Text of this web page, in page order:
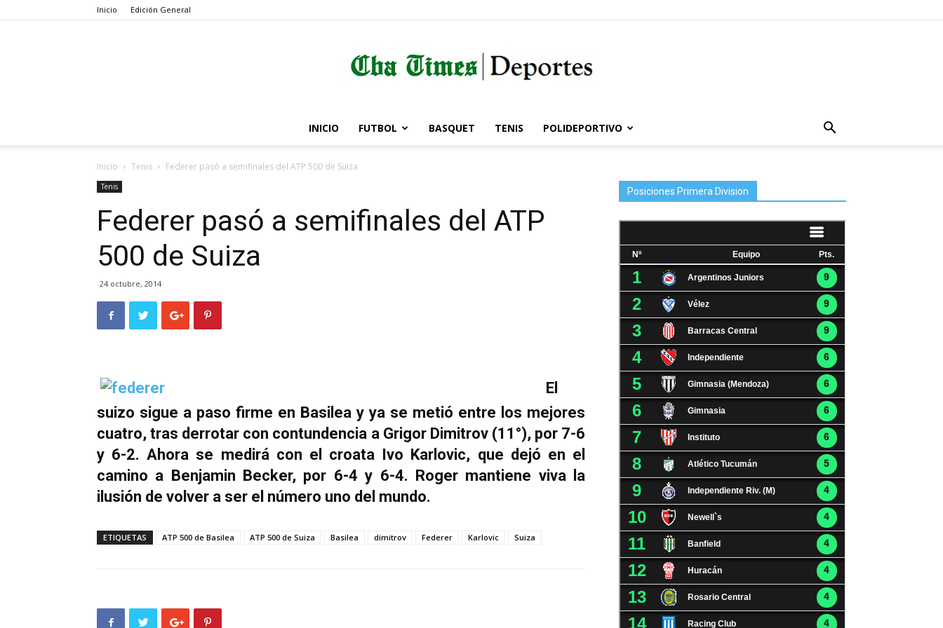
Inicio Edición General
Córdoba
Times
INICIO FUTBOL BASQUET TENIS POLIDEPORTIVO
Inicio Tenis Federer pasó a semifinales del ATP 500 de Suiza
Tenis
Federer pasó a semifinales del ATP
500 de Suiza
24 octubre, 2014
El
suizo sigue a paso firme en Basilea y ya se metió entre los mejores
cuatro, tras derrotar con contundencia a Grigor Dimitrov (11°), por 7-6
y 6-2. Ahora se medirá con el croata Ivo Karlovic, que dejó en el
camino a Benjamin Becker, por 6-4 y 6-4. Roger mantiene viva la
ilusión de volver a ser el número uno del mundo.
ETIQUETAS ATP 500 de Basilea ATP 500 de Suiza Basilea dimitrov Federer Karlovic Suiza
Posiciones Primera Division